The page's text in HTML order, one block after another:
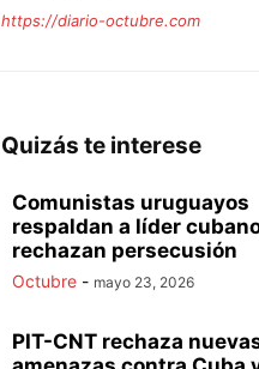
https://diario-octubre.com
Quizás te interese
Comunistas uruguayos
respaldan a líder
rechazan persecusión
Octubre - mayo 23, 2026
PIT-CNT rechaza